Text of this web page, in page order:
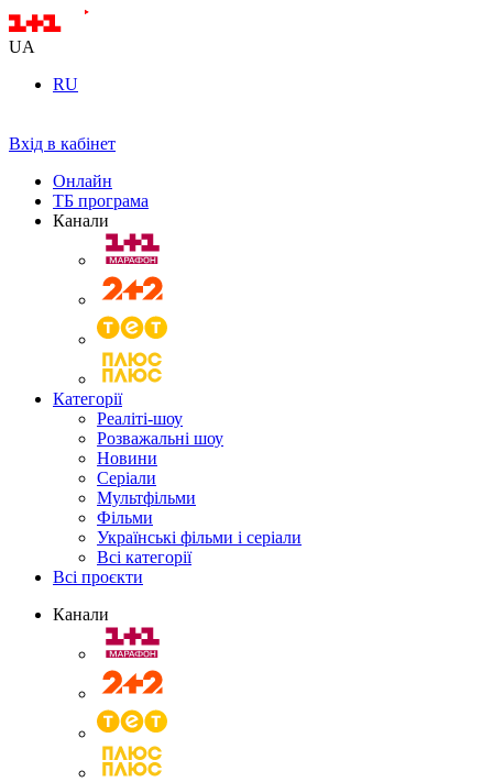
UA
RU
Вхід в кабінет
Онлайн
ТБ програма
Канали
Категорії
Реаліті-шоу
Розважальні шоу
Новини
Серіали
Мультфільми
Фільми
Українські фільми і серіали
Всі категорії
Всі проєкти
Канали